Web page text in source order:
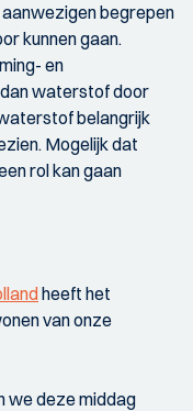
begrepen
kunnen gaan.
en
waterstof door
belangrijk
Mogelijk dat
rol kan gaan
heeft het
van onze
we deze middag